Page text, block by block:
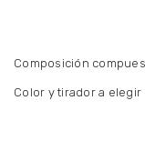
Composición
Color y tirador a elegir